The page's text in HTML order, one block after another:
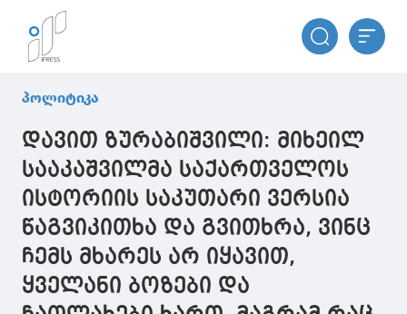
პოლიტიკა
დავით ზურაბიშვილი: მიხეილ
სააკაშვილმა საქართველოს
ისტორიის საკუთარი ვერსია
წაგვიკითხა და გვითხრა, ვინც
ჩემს მხარეს არ იყავით,
ყველანი ბოზები და